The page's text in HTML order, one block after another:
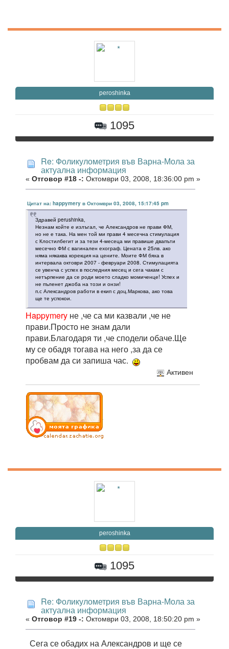
peroshinka
1095
Re: Фоликулометрия във Варна-Мола за
актуална информация
« Отговор #18 -: Октомври 03, 2008, 18:36:00 pm »
Цитат на: happymery в Октомври 03, 2008, 15:17:45 pm
Здравей perushinka,
Незнам койте е излъгал, че Александров не прави ФМ,
но не е така. На мен той ми прави 4 месечна стимулация
с Клостилбегит и за тези 4-месеца ми правише двапъти
месечно ФМ с вагинален ехограф. Цената е 25лв. ако
няма някаква корекция на цените. Моите ФМ бяха в
интервала октоври 2007 - февруари 2008. Стимулацията
се увенча с успех в последния месец и сега чакам с
нетърпение да се роди моето сладко момиченце! Успех и
не пъленет джоба на този и онзи!
п.с Александров работи в екип с доц.Маркова, ако това
ще те успокои.
Нappymery не ,че са ми казвали ,че не
прави.Просто не знам дали
прави.Благодаря ти ,че сподели обаче.Ще
му се обадя тогава на него ,за да се
пробвам да си запиша час.
Активен
peroshinka
1095
Re: Фоликулометрия във Варна-Мола за
актуална информация
« Отговор #19 -: Октомври 03, 2008, 18:50:20 pm »
Сега се обадих на Александров и ще се